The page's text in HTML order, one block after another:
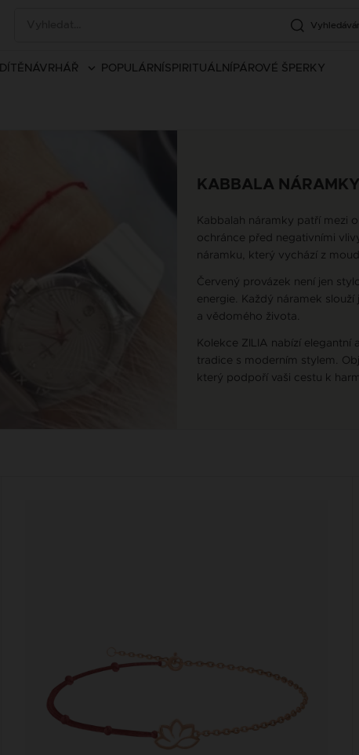
DÍTĚ NÁVRHÁŘ POPULÁRNÍ SPIRITUÁLNÍ PÁROVÉ ŠPERKY
KABBALA NÁRAMKY
Kabbalah náramky patří mezi
ochránce před negativními
náramku, který vychází z
Červený provázek není jen
energie. Každý náramek
a vědomého života.
Kolekce ZILIA nabízí
tradice s moderním stylem.
který podpoří vaši cestu k